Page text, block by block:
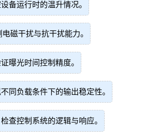
备运行时的温升情况。
磁干扰与抗干扰能力。
曝光时间控制精度。
同负载条件下的输出稳定性。
查控制系统的逻辑与响应。